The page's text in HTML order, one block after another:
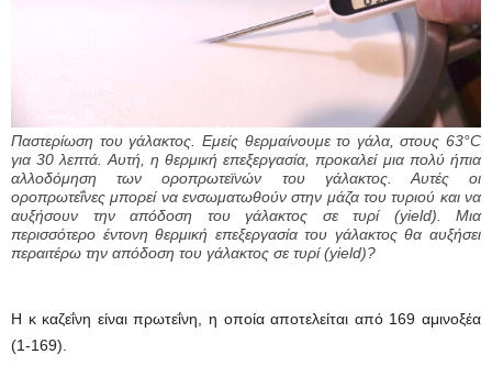
Παστερίωση του γάλακτος. Εμείς θερμαίνουμε το γάλα, στους 63°C
για 30 λεπτά. Αυτή, η θερμική επεξεργασία, προκαλεί μια πολύ ήπια
αλλοδόμηση των οροπρωτεϊνών του γάλακτος. Αυτές οι
οροπρωτεΐνες μπορεί να ενσωματωθούν στην μάζα του τυριού και να
αυξήσουν την απόδοση του γάλακτος σε τυρί (yield). Μια
περισσότερο έντονη θερμική επεξεργασία του γάλακτος θα αυξήσει
περαιτέρω την απόδοση του γάλακτος σε τυρί (yield)?
Η κ καζεΐνη είναι πρωτεΐνη, η οποία αποτελείται από 169 αμινοξέα
(1-169).